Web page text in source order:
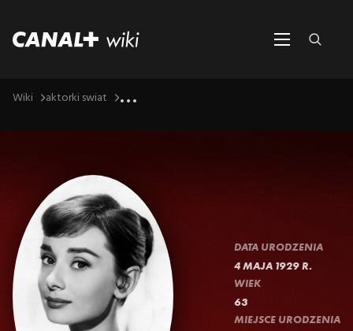
Wiki aktorki swiat ...
DATA URODZENIA
4 MAJA 1929 R.
WIEK
63
MIEJSCE URODZENIA